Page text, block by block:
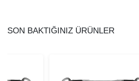
SON BAKTIĞINIZ ÜRÜNLER